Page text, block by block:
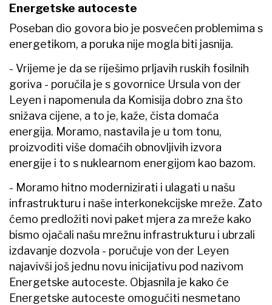
Energetske autoceste
Poseban dio govora bio je posvećen problemima s
energetikom, a poruka nije mogla biti jasnija.
- Vrijeme je da se riješimo prljavih ruskih fosilnih
goriva - poručila je s govornice Ursula von der
Leyen i napomenula da Komisija dobro zna što
snižava cijene, a to je, kaže, čista domaća
energija. Moramo, nastavila je u tom tonu,
proizvoditi više domaćih obnovljivih izvora
energije i to s nuklearnom energijom kao bazom.
- Moramo hitno modernizirati i ulagati u našu
infrastrukturu i naše interkonekcijske mreže. Zato
ćemo predložiti novi paket mjera za mreže kako
bismo ojačali našu mrežnu infrastrukturu i ubrzali
izdavanje dozvola - poručuje von der Leyen
najavivši još jednu novu inicijativu pod nazivom
Energetske autoceste. Objasnila je kako će
Energetske autoceste omogućiti nesmetano